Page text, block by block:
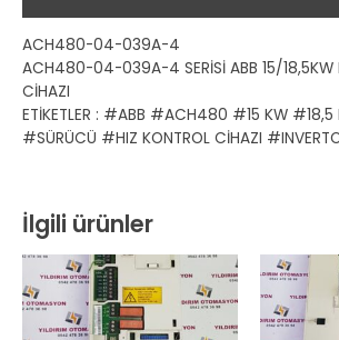
ACH480-04-039A-4
ACH480-04-039A-4 SERİSİ ABB 15/18,5KW
CİHAZI
ETİKETLER : #ABB #ACH480 #15 KW #18,5
#SÜRÜCÜ #HIZ KONTROL CİHAZI
İlgili ürünler